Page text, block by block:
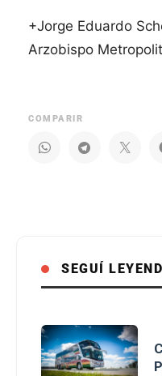
+Jorge Eduardo
Arzobispo
COMPARIR
SEGUÍ